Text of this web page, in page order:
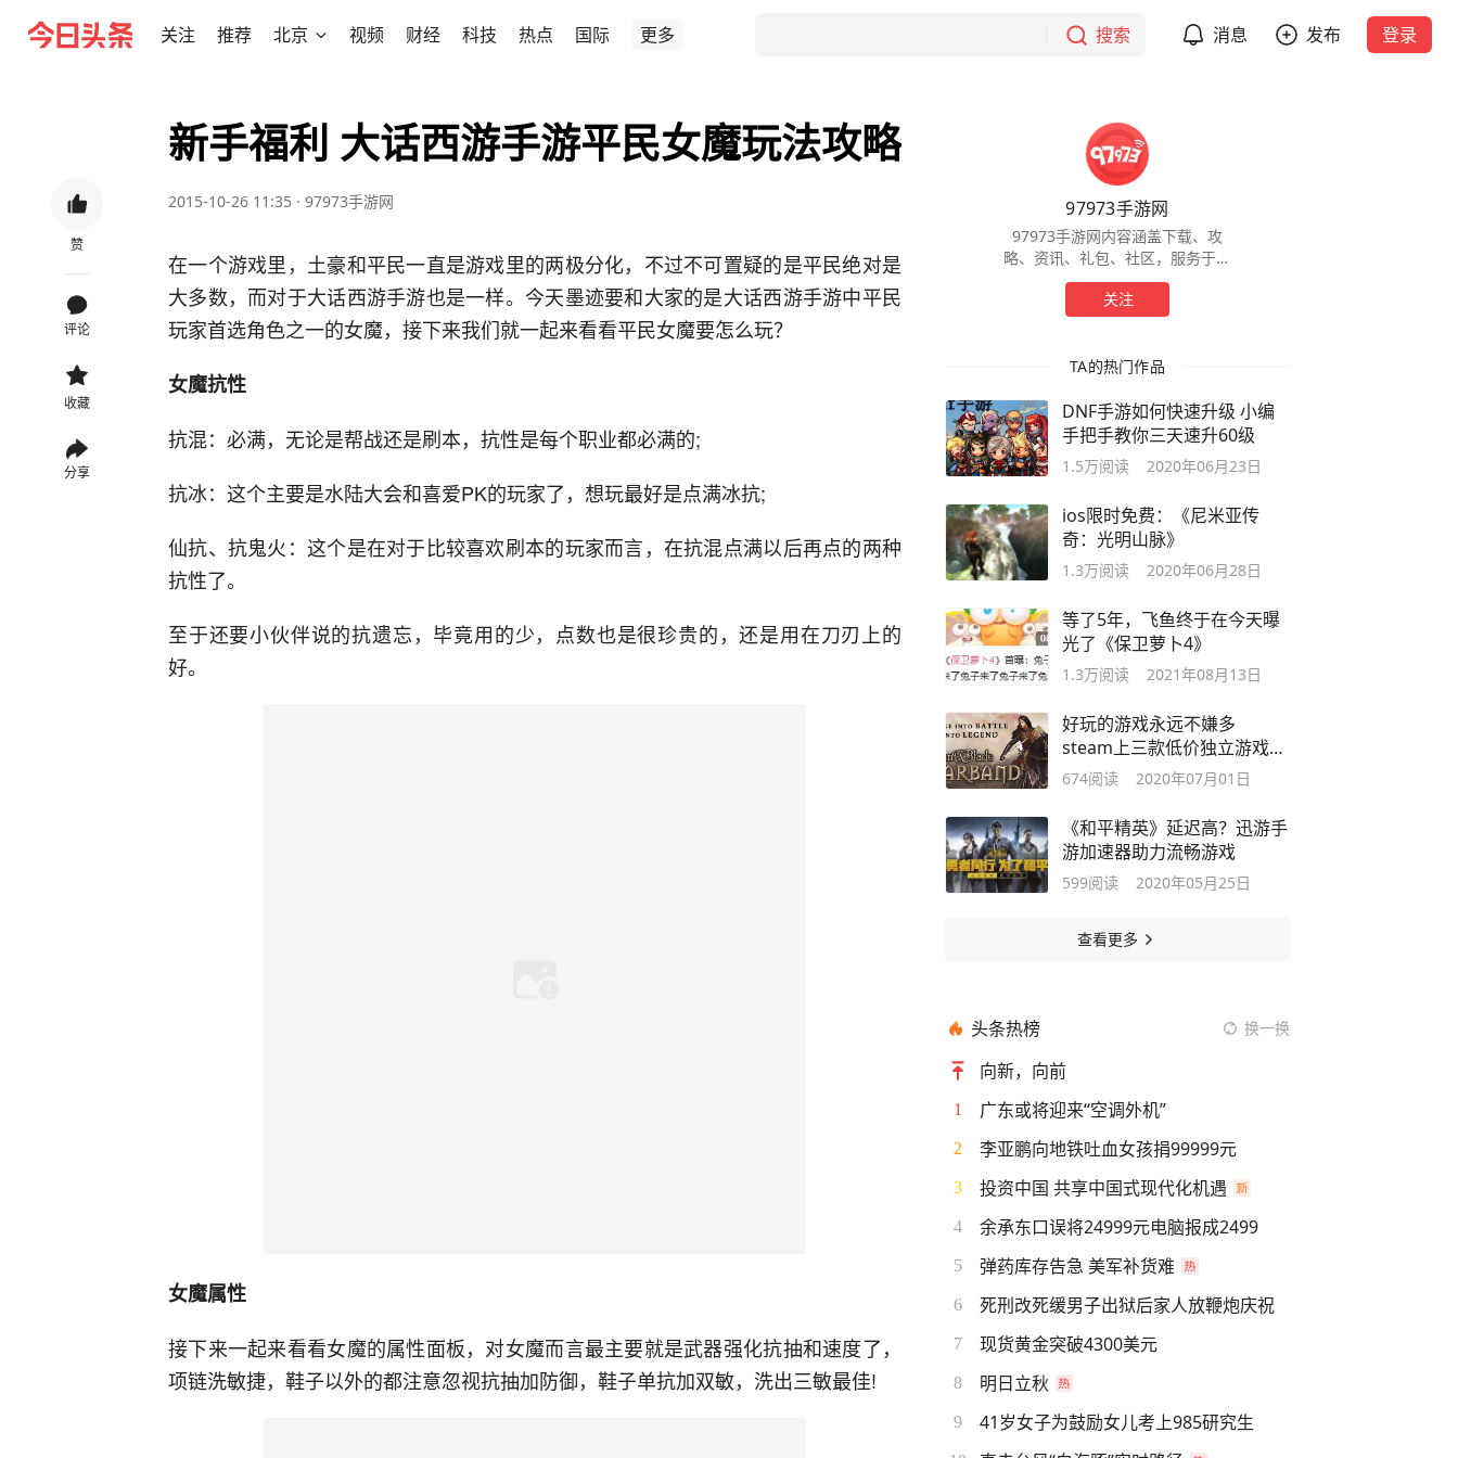
关注 推荐 北京 视频 财经 科技 热点 国际 更多 搜索 消息 发布 登录
赞
评论
收藏
分享
新手福利 大话西游手游平民女魔玩法攻略
2015-10-26 11:35 · 97973手游网
在一个游戏里，土豪和平民一直是游戏里的两极分化，不过不可置疑的是平民绝对是
大多数，而对于大话西游手游也是一样。今天墨迹要和大家的是大话西游手游中平民
玩家首选角色之一的女魔，接下来我们就一起来看看平民女魔要怎么玩？
女魔抗性
抗混：必满，无论是帮战还是刷本，抗性是每个职业都必满的;
抗冰：这个主要是水陆大会和喜爱PK的玩家了，想玩最好是点满冰抗;
仙抗、抗鬼火：这个是在对于比较喜欢刷本的玩家而言，在抗混点满以后再点的两种
抗性了。
至于还要小伙伴说的抗遗忘，毕竟用的少，点数也是很珍贵的，还是用在刀刃上的
好。
女魔属性
接下来一起来看看女魔的属性面板，对女魔而言最主要就是武器强化抗抽和速度了，
项链洗敏捷，鞋子以外的都注意忽视抗抽加防御，鞋子单抗加双敏，洗出三敏最佳!
97973手游网
97973手游网内容涵盖下载、攻
略、资讯、礼包、社区，服务于全
球手游玩家，为玩家提供一站式服
务。
关注
TA的热门作品
DNF手游如何快速升级 小编
手把手教你三天速升60级
1.5万阅读 2020年06月23日
ios限时免费：《尼米亚传
奇：光明山脉》
1.3万阅读 2020年06月28日
等了5年，飞鱼终于在今天曝
光了《保卫萝卜4》
1.3万阅读 2021年08月13日
好玩的游戏永远不嫌多
steam上三款低价独立游戏推
荐
674阅读 2020年07月01日
《和平精英》延迟高？迅游手
游加速器助力流畅游戏
599阅读 2020年05月25日
查看更多
头条热榜 换一换
向新，向前
1 广东或将迎来“空调外机”
2 李亚鹏向地铁吐血女孩捐99999元
3 投资中国 共享中国式现代化机遇
4 余承东口误将24999元电脑报成2499
5 弹药库存告急 美军补货难
6 死刑改死缓男子出狱后家人放鞭炮庆祝
7 现货黄金突破4300美元
8 明日立秋
9 41岁女子为鼓励女儿考上985研究生